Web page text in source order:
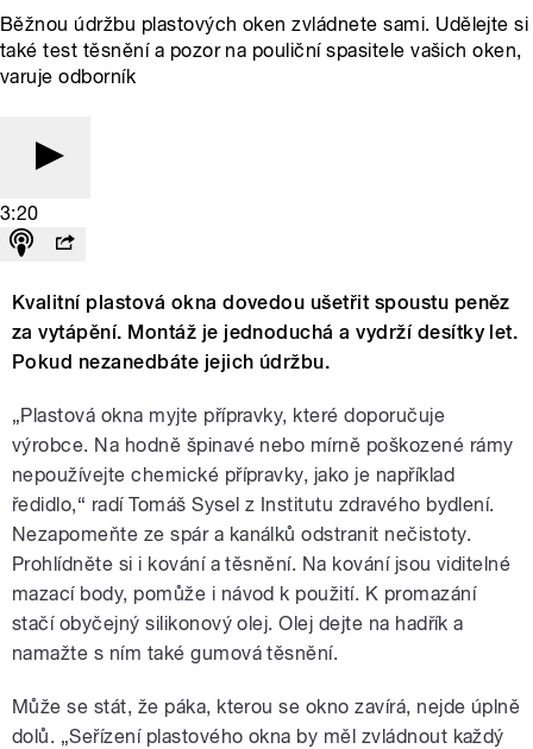
Běžnou údržbu plastových oken zvládnete sami. Udělejte si
také test těsnění a pozor na pouliční spasitele vašich oken,
varuje odborník
3:20
Kvalitní plastová okna dovedou ušetřit spoustu peněz
za vytápění. Montáž je jednoduchá a vydrží desítky let.
Pokud nezanedbáte jejich údržbu.
„Plastová okna myjte přípravky, které doporučuje
výrobce. Na hodně špinavé nebo mírně poškozené rámy
nepoužívejte chemické přípravky, jako je například
ředidlo,“ radí Tomáš Sysel z Institutu zdravého bydlení.
Nezapomeňte ze spár a kanálků odstranit nečistoty.
Prohlídněte si i kování a těsnění. Na kování jsou viditelné
mazací body, pomůže i návod k použití. K promazání
stačí obyčejný silikonový olej. Olej dejte na hadřík a
namažte s ním také gumová těsnění.
Může se stát, že páka, kterou se okno zavírá, nejde úplně
dolů. „Seřízení plastového okna by měl zvládnout každý